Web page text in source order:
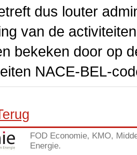
dus louter
van de
bekeken door op
NACE-BEL-
FOD Economie, KMO,
Energie.